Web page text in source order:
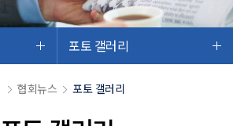
포토 갤러리
협회뉴스 포토 갤러리